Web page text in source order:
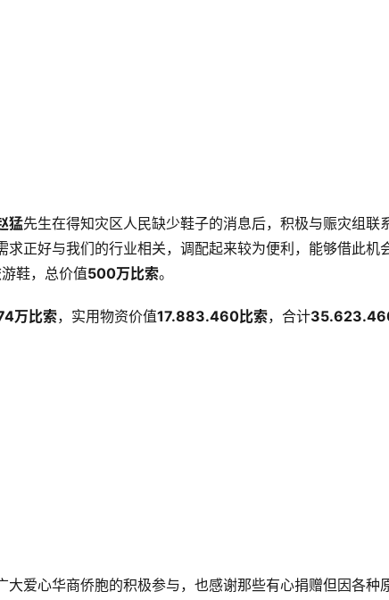
猛先生在得知灾区人民缺少鞋子的消息后，积极与赈灾组联
正好与我们的行业相关，调配起来较为便利，能够借此机
鞋，总价值500万比索。
万比索，实用物资价值17.883.460比索，合计
爱心华商侨胞的积极参与，也感谢那些有心捐赠但因各种